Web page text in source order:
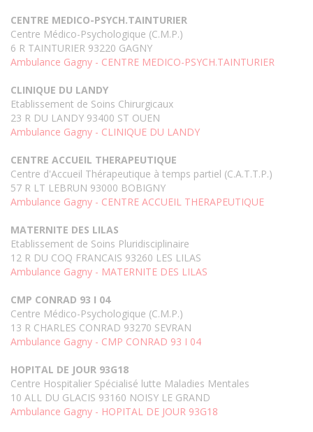
CENTRE MEDICO-PSYCH.TAINTURIER
Centre Médico-Psychologique (C.M.P.)
6 R TAINTURIER 93220 GAGNY
Ambulance Gagny - CENTRE MEDICO-PSYCH.TAINTURIER
CLINIQUE DU LANDY
Etablissement de Soins Chirurgicaux
23 R DU LANDY 93400 ST OUEN
Ambulance Gagny - CLINIQUE DU LANDY
CENTRE ACCUEIL THERAPEUTIQUE
Centre d'Accueil Thérapeutique à temps partiel (C.A.T.T.P.)
57 R LT LEBRUN 93000 BOBIGNY
Ambulance Gagny - CENTRE ACCUEIL THERAPEUTIQUE
MATERNITE DES LILAS
Etablissement de Soins Pluridisciplinaire
12 R DU COQ FRANCAIS 93260 LES LILAS
Ambulance Gagny - MATERNITE DES LILAS
CMP CONRAD 93 I 04
Centre Médico-Psychologique (C.M.P.)
13 R CHARLES CONRAD 93270 SEVRAN
Ambulance Gagny - CMP CONRAD 93 I 04
HOPITAL DE JOUR 93G18
Centre Hospitalier Spécialisé lutte Maladies Mentales
10 ALL DU GLACIS 93160 NOISY LE GRAND
Ambulance Gagny - HOPITAL DE JOUR 93G18